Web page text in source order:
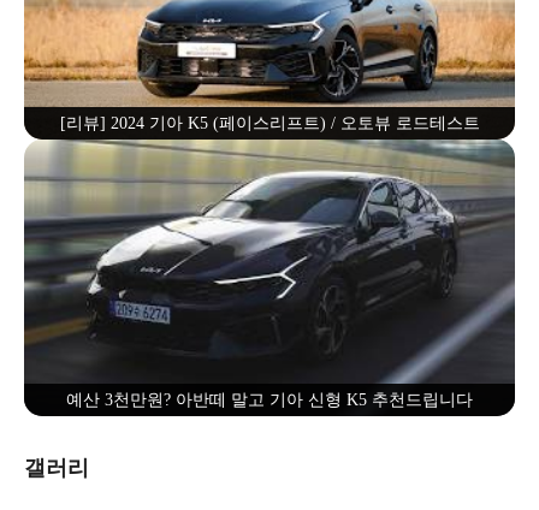
[리뷰] 2024 기아 K5 (페이스리프트) / 오토뷰 로드테스트
예산 3천만원? 아반떼 말고 기아 신형 K5 추천드립니다
갤러리